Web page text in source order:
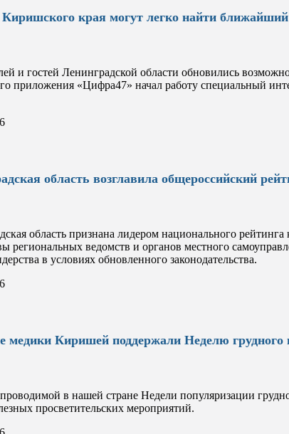
края могут легко найти ближайший
и гостей Ленинградской области обновились
приложения «Цифра47» начал работу специальный
область возглавила общероссийский
область признана лидером национального
региональных ведомств и органов местного
в условиях обновленного законодательства.
медики Киришей поддержали Неделю грудного
в нашей стране Недели популяризации
просветительских мероприятий.